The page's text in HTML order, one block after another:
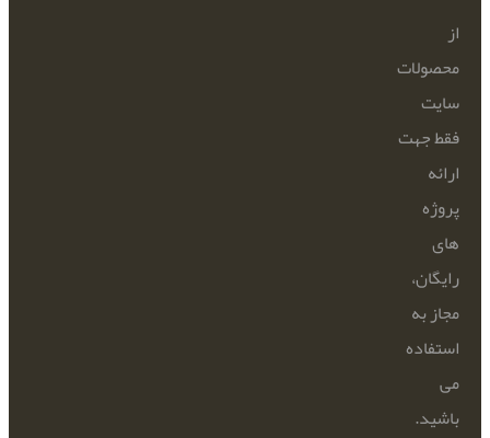
از
محصولات
سایت
فقط جهت
ارائه
پروژه
های
رایگان،
مجاز به
استفاده
می
باشید.